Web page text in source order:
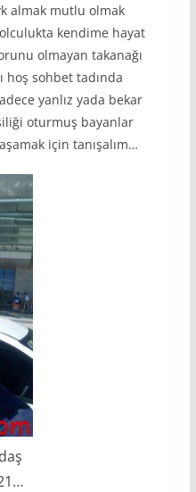
almak mutlu olmak
kendime hayat
olmayan takanağı
hoş sohbet tadında
yanlız yada bekar
oturmuş bayanlar
için tanışalım…